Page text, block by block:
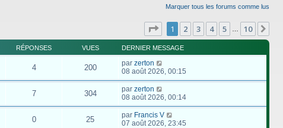
Marquer tous les forums comme lus
Page 1sur10
1 2 3 4 5 10
RÉPONSES VUES DERNIER MESSAGE
4 200 par zerton
08 août 2026, 00:15
7 304 par zerton
08 août 2026, 00:14
0 25 par Francis V
07 août 2026, 23:45